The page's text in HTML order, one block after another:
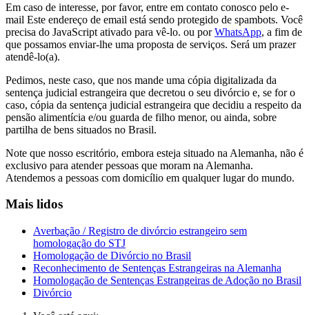
Em caso de interesse, por favor, entre em contato conosco pelo e-
mail Este endereço de email está sendo protegido de spambots. Você
precisa do JavaScript ativado para vê-lo. ou porWhatsApp, a fim de
que possamos enviar-lhe uma proposta de serviços. Será um prazer
atendê-lo(a).
Pedimos, neste caso, que nos mande uma cópia digitalizada da
sentença judicial estrangeira que decretou o seu divórcio e, se for o
caso, cópia da sentença judicial estrangeira que decidiu a respeito da
pensão alimentícia e/ou guarda de filho menor, ou ainda, sobre
partilha de bens situados no Brasil.
Note que nosso escritório, embora esteja situado na Alemanha, não é
exclusivo para atender pessoas que moram na Alemanha.
Atendemos a pessoas com domicílio em qualquer lugar do mundo.
Mais lidos
Averbação / Registro de divórcio estrangeiro sem
homologação do STJ
Homologação de Divórcio no Brasil
Reconhecimento de Sentenças Estrangeiras na Alemanha
Homologação de Sentenças Estrangeiras de Adoção no Brasil
Divórcio